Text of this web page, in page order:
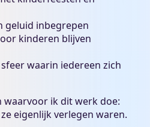
geluid inbegrepen
kinderen blijven
waarin iedereen zich
waarvoor ik dit werk doe:
eigenlijk verlegen waren.